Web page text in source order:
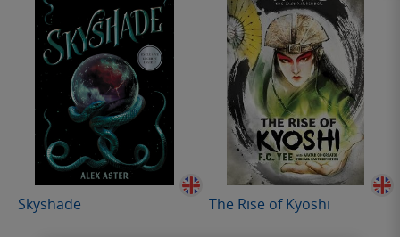
Skyshade The Rise of Kyoshi